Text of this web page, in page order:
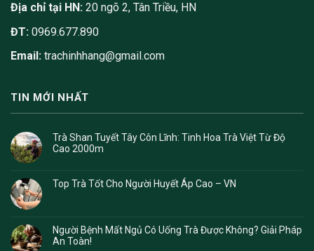
Địa chỉ tại HN: 20 ngõ 2, Tân Triều, HN
ĐT: 0969.677.890
Email: trachinhhang@gmail.com
TIN MỚI NHẤT
Trà Shan Tuyết Tây Côn Lĩnh: Tinh Hoa Trà Việt Từ Độ
Cao 2000m
Top Trà Tốt Cho Người Huyết Áp Cao – VN
Người Bệnh Mất Ngủ Có Uống Trà Được Không? Giải Pháp
An Toàn!